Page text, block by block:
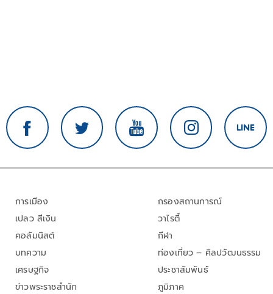
การเมือง
เปลว สีเงิน
คอลัมนิสต์
บทความ
เศรษฐกิจ
ข่าวพระราชสำนัก
กรองสถานการณ์
วาไรตี้
กีฬา
ท่องเที่ยว – ศิลปวัฒนธรรม
ประชาสัมพันธ์
ภูมิภาค